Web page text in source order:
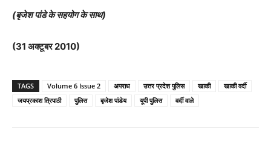
(बृजेश पांडे के सहयोग के साथ)
(31 अक्टूबर 2010)
TAGS Volume 6 Issue 2 अपराध उत्तर प्रदेश पुलिस खाकी
खाकी वर्दी
जयप्रकाश त्रिपाठी
पुलिस बृजेश पांडेय यूपी पुलिस वर्दी वाले